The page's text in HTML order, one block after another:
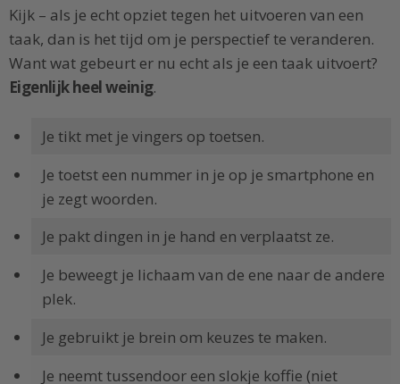
Kijk – als je echt opziet tegen het uitvoeren van een
taak, dan is het tijd om je perspectief te veranderen.
Want wat gebeurt er nu echt als je een taak uitvoert?
Eigenlijk heel weinig.
Je tikt met je vingers op toetsen.
Je toetst een nummer in je op je smartphone en
je zegt woorden.
Je pakt dingen in je hand en verplaatst ze.
Je beweegt je lichaam van de ene naar de andere
plek.
Je gebruikt je brein om keuzes te maken.
Je neemt tussendoor een slokje koffie (niet